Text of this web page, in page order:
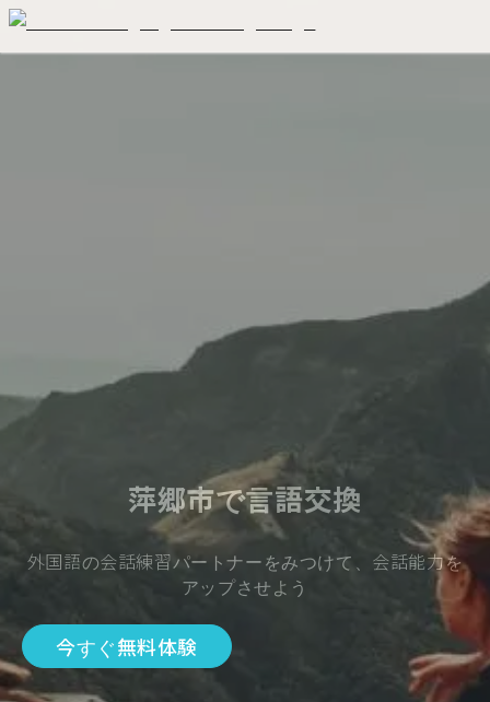
萍郷市で言語交換
外国語の会話練習パートナーをみつけて、会話能力を
アップさせよう
今すぐ無料体験